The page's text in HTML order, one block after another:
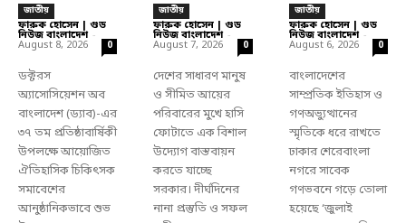
জাতীয়
ফারুক হোসেন | গুড
নিউজ বাংলাদেশ -
August 8, 2026 0
ডক্টরস
অ্যাসোসিয়েশন অব
বাংলাদেশ (ড্যাব)-এর
৩৭ তম প্রতিষ্ঠাবার্ষিকী
উপলক্ষে আয়োজিত
ঐতিহাসিক চিকিৎসক
সমাবেশের
আনুষ্ঠানিকভাবে শুভ
জাতীয়
ফারুক হোসেন | গুড
নিউজ বাংলাদেশ -
August 7, 2026 0
দেশের সাধারণ মানুষ
ও সীমিত আয়ের
পরিবারের মুখে হাসি
ফোটাতে এক বিশাল
উদ্যোগ বাস্তবায়ন
করতে যাচ্ছে
সরকার। দীর্ঘদিনের
নানা প্রস্তুতি ও সফল
জাতীয়
ফারুক হোসেন | গুড
নিউজ বাংলাদেশ -
August 6, 2026 0
বাংলাদেশের
সাম্প্রতিক ইতিহাস ও
গণঅভ্যুত্থানের
স্মৃতিকে ধরে রাখতে
ঢাকার শেরেবাংলা
নগরে সাবেক
গণভবনে গড়ে তোলা
হয়েছে ‘জুলাই